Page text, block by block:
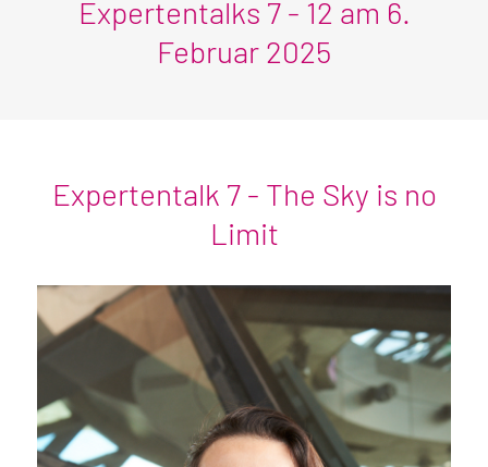
Expertentalks 7 - 12 am 6.
Februar 2025
Expertentalk 7 - The Sky is no
Limit